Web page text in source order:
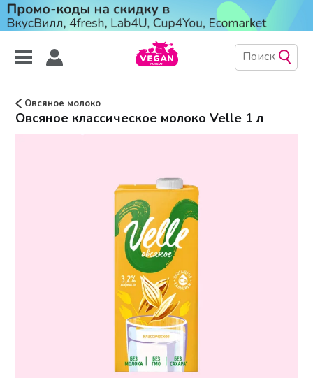
Овсяное молоко
Овсяное классическое молоко Velle 1 л